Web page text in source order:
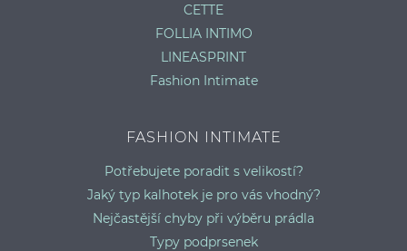
CETTE
FOLLIA INTIMO
LINEASPRINT
Fashion Intimate
FASHION INTIMATE
Potřebujete poradit s velikostí?
Jaký typ kalhotek je pro vás vhodný?
Nejčastější chyby při výběru prádla
Typy podprsenek